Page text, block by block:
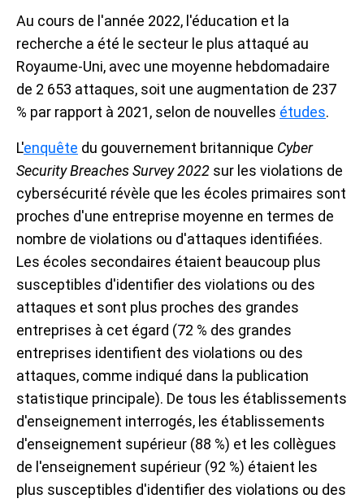
Au cours de l'année 2022, l'éducation et la
recherche a été le secteur le plus attaqué au
Royaume-Uni, avec une moyenne hebdomadaire
de 2 653 attaques, soit une augmentation de 237
% par rapport à 2021, selon de nouvelles études.
L'enquête du gouvernement britannique Cyber
Security Breaches Survey 2022 sur les violations de
cybersécurité révèle que les écoles primaires sont
proches d'une entreprise moyenne en termes de
nombre de violations ou d'attaques identifiées.
Les écoles secondaires étaient beaucoup plus
susceptibles d'identifier des violations ou des
attaques et sont plus proches des grandes
entreprises à cet égard (72 % des grandes
entreprises identifient des violations ou des
attaques, comme indiqué dans la publication
statistique principale). De tous les établissements
d'enseignement interrogés, les établissements
d'enseignement supérieur (88 %) et les collègues
de l'enseignement supérieur (92 %) étaient les
plus susceptibles d'identifier des violations ou des